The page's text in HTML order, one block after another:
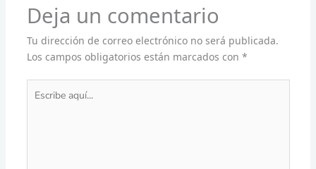
Deja un comentario
Tu dirección de correo electrónico no será publicada.
Los campos obligatorios están marcados con *
aquí...